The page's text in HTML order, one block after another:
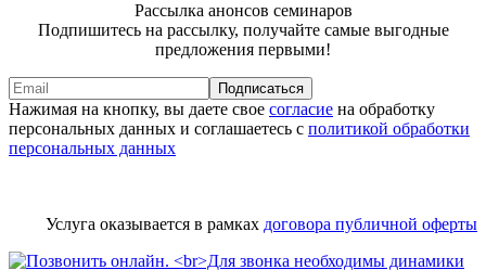
Рассылка анонсов семинаров
Подпишитесь на рассылку, получайте самые выгодные
предложения первыми!
Подписаться
Нажимая на кнопку, вы даете свое согласие на обработку
персональных данных и соглашаетесь с политикой обработки
персональных данных
Услуга оказывается в рамках договора публичной оферты